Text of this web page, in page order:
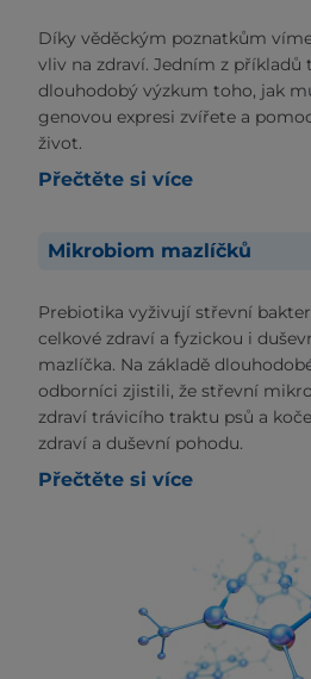
Díky věděckým poznatkům
vliv na zdraví. Jedním z příkladů
dlouhodobý výzkum toho, jak
genovou expresi zvířete a
život.
Přečtěte si více
Mikrobiom mazlíčků
Prebiotika vyživují střevní
celkové zdraví a fyzickou i
mazlíčka. Na základě
odborníci zjistili, že střevní
zdraví trávicího traktu psů a
zdraví a duševní pohodu.
Přečtěte si více